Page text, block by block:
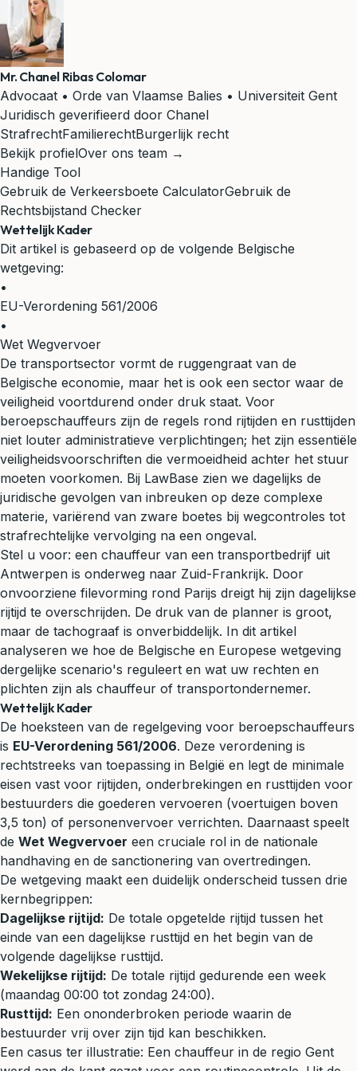
Mr. Chanel Ribas Colomar
Advocaat • Orde van Vlaamse Balies • Universiteit Gent
Juridisch geverifieerd door Chanel
StrafrechtFamilierechtBurgerlijk recht
Bekijk profielOver ons team →
Handige Tool
Gebruik de Verkeersboete CalculatorGebruik de
Rechtsbijstand Checker
Wettelijk Kader
Dit artikel is gebaseerd op de volgende Belgische
wetgeving:
•
EU-Verordening 561/2006
•
Wet Wegvervoer
De transportsector vormt de ruggengraat van de
Belgische economie, maar het is ook een sector waar de
veiligheid voortdurend onder druk staat. Voor
beroepschauffeurs zijn de regels rond rijtijden en rusttijden
niet louter administratieve verplichtingen; het zijn essentiële
veiligheidsvoorschriften die vermoeidheid achter het stuur
moeten voorkomen. Bij LawBase zien we dagelijks de
juridische gevolgen van inbreuken op deze complexe
materie, variërend van zware boetes bij wegcontroles tot
strafrechtelijke vervolging na een ongeval.
Stel u voor: een chauffeur van een transportbedrijf uit
Antwerpen is onderweg naar Zuid-Frankrijk. Door
onvoorziene filevorming rond Parijs dreigt hij zijn dagelijkse
rijtijd te overschrijden. De druk van de planner is groot,
maar de tachograaf is onverbiddelijk. In dit artikel
analyseren we hoe de Belgische en Europese wetgeving
dergelijke scenario's reguleert en wat uw rechten en
plichten zijn als chauffeur of transportondernemer.
Wettelijk Kader
De hoeksteen van de regelgeving voor beroepschauffeurs
is EU-Verordening 561/2006. Deze verordening is
rechtstreeks van toepassing in België en legt de minimale
eisen vast voor rijtijden, onderbrekingen en rusttijden voor
bestuurders die goederen vervoeren (voertuigen boven
3,5 ton) of personenvervoer verrichten. Daarnaast speelt
de Wet Wegvervoer een cruciale rol in de nationale
handhaving en de sanctionering van overtredingen.
De wetgeving maakt een duidelijk onderscheid tussen drie
kernbegrippen:
Dagelijkse rijtijd: De totale opgetelde rijtijd tussen het
einde van een dagelijkse rusttijd en het begin van de
volgende dagelijkse rusttijd.
Wekelijkse rijtijd: De totale rijtijd gedurende een week
(maandag 00:00 tot zondag 24:00).
Rusttijd: Een ononderbroken periode waarin de
bestuurder vrij over zijn tijd kan beschikken.
Een casus ter illustratie: Een chauffeur in de regio Gent